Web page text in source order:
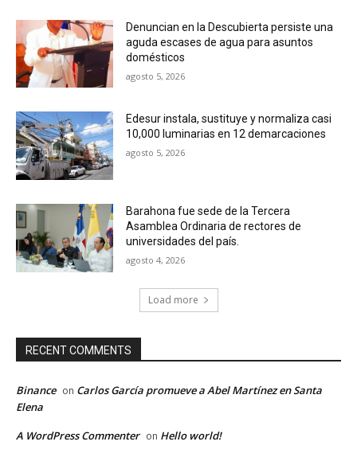
Denuncian en la Descubierta persiste una
aguda escases de agua para asuntos
domésticos
agosto 5, 2026
Edesur instala, sustituye y normaliza casi
10,000 luminarias en 12 demarcaciones
agosto 5, 2026
Barahona fue sede de la Tercera
Asamblea Ordinaria de rectores de
universidades del país.
agosto 4, 2026
Load more
RECENT COMMENTS
Binance on Carlos García promueve a Abel Martínez en Santa
Elena
A WordPress Commenter on Hello world!